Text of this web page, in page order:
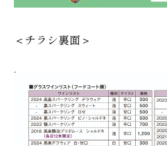
＜チラシ裏面＞